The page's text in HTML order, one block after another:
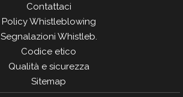
Contattaci
Policy Whistleblowing
Segnalazioni Whistleb.
Codice etico
Qualità e sicurezza
Sitemap